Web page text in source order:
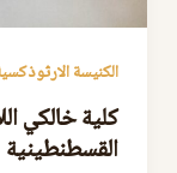
الكنيسة
كلية خالكي
القسطنطينية